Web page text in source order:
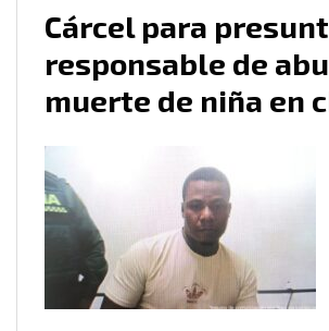
Cárcel para
responsable de
muerte de niña en